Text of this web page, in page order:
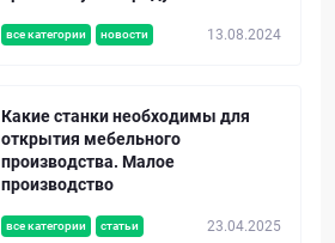
все категории новости 13.08.2024
все категории статьи 23.04.2025
Какие станки необходимы для
открытия мебельного
производства. Малое
производство